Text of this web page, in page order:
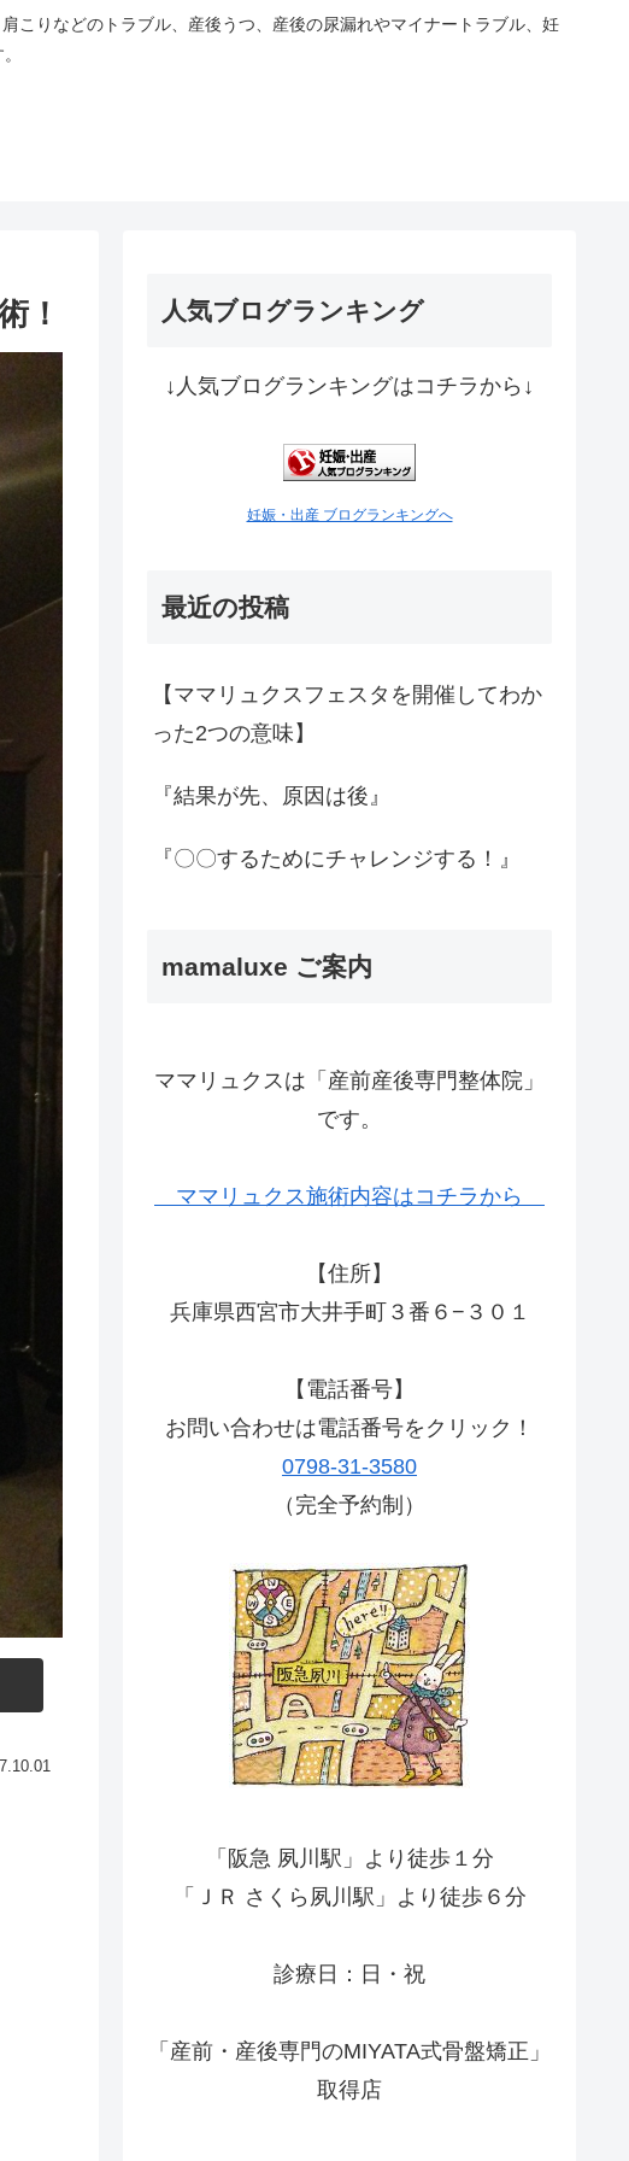
こりなどのトラブル、産後うつ、産後の尿漏れやマイナートラブル、妊
！ 人気ブログランキング
↓人気ブログランキングはコチラから↓
妊娠・出産 ブログランキングへ
最近の投稿
【ママリュクスフェスタを開催してわか
った2つの意味】
『結果が先、原因は後』
『〇〇するためにチャレンジする！』
mamaluxe ご案内
ママリュクスは「産前産後専門整体院」
です。
ママリュクス施術内容はコチラから
【住所】
兵庫県西宮市大井手町３番６−３０１
【電話番号】
お問い合わせは電話番号をクリック！
0798-31-3580
（完全予約制）
「阪急 夙川駅」より徒歩１分
「ＪＲ さくら夙川駅」より徒歩６分
診療日：日・祝
「産前・産後専門のMIYATA式骨盤矯正」
取得店